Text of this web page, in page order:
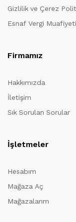
Gizlilik ve Çerez
Esnaf Vergi Muafiyeti
Firmamız
Hakkımızda
İletişim
Sık Sorulan Sorular
İşletmeler
Hesabım
Mağaza Aç
Mağazalarım